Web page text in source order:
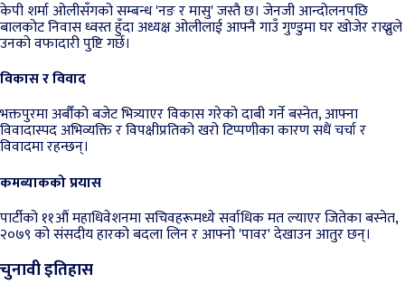
केपी शर्मा ओलीसँगको सम्बन्ध 'नङ र मासु' जस्तै छ। जेनजी आन्दोलनपछि
बालकोट निवास ध्वस्त हुँदा अध्यक्ष ओलीलाई आफ्नै गाउँ गुण्डुमा घर खोजेर राख्नुले
उनको वफादारी पुष्टि गर्छ।
विकास र विवाद
भक्तपुरमा अर्बौंको बजेट भित्र्याएर विकास गरेको दाबी गर्ने बस्नेत, आफ्ना
विवादास्पद अभिव्यक्ति र विपक्षीप्रतिको खरो टिप्पणीका कारण सधैं चर्चा र
विवादमा रहन्छन्।
कमब्याकको प्रयास
पार्टीको ११औं महाधिवेशनमा सचिवहरूमध्ये सर्वाधिक मत ल्याएर जितेका बस्नेत,
२०७९ को संसदीय हारको बदला लिन र आफ्नो 'पावर' देखाउन आतुर छन्।
चुनावी इतिहास